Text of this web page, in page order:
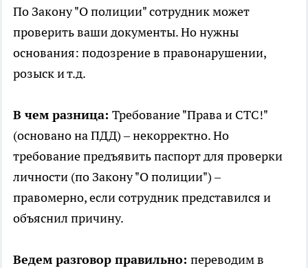
По Закону "О полиции" сотрудник может
проверить ваши документы. Но нужны
основания: подозрение в правонарушении,
розыск и т.д.
В чем разница: Требование "Права и СТС!"
(основано на ПДД) – некорректно. Но
требование предъявить паспорт для проверки
личности (по Закону "О полиции") –
правомерно, если сотрудник представился и
объяснил причину.
Ведем разговор правильно: переводим в